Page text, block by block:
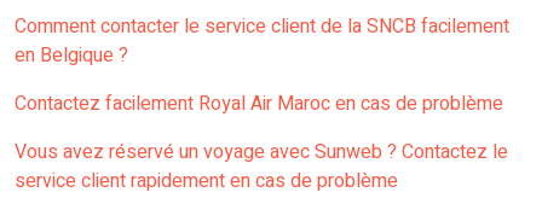
Comment contacter le service client de la SNCB facilement
en Belgique ?
Contactez facilement Royal Air Maroc en cas de problème
Vous avez réservé un voyage avec Sunweb ? Contactez le
service client rapidement en cas de problème